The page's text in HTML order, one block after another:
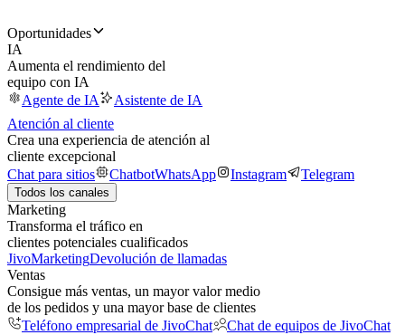
Oportunidades
IA
Aumenta el rendimiento del
equipo con IA
Agente de IA
Asistente de IA
Atención al cliente
Crea una experiencia de atención al
cliente excepcional
Chat para sitios
ChatbotWhatsApp Instagram Telegram
Todos los canales
Marketing
Transforma el tráfico en
clientes potenciales cualificados
JivoMarketingDevolución de llamadas
Ventas
Consigue más ventas, un mayor valor medio
de los pedidos y una mayor base de clientes
Teléfono empresarial de JivoChat
Chat de equipos de JivoChat